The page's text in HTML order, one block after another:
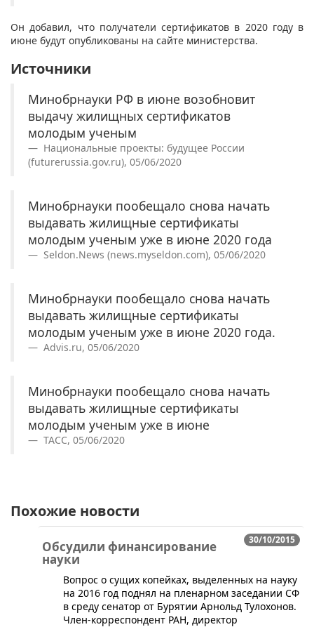
Он добавил, что получатели сертификатов в 2020 году в
июне будут опубликованы на сайте министерства.
Источники
Минобрнауки РФ в июне возобновит
выдачу жилищных сертификатов
молодым ученым
Национальные проекты: будущее России
(futurerussia.gov.ru), 05/06/2020
Минобрнауки пообещало снова начать
выдавать жилищные сертификаты
молодым ученым уже в июне 2020 года
Seldon.News (news.myseldon.com), 05/06/2020
Минобрнауки пообещало снова начать
выдавать жилищные сертификаты
молодым ученым уже в июне 2020 года.
Advis.ru, 05/06/2020
Минобрнауки пообещало снова начать
выдавать жилищные сертификаты
молодым ученым уже в июне
ТАСС, 05/06/2020
Похожие новости
30/10/2015
Обсудили финансирование
науки
Вопрос о сущих копейках, выделенных на науку
на 2016 год поднял на пленарном заседании СФ
в среду сенатор от Бурятии Арнольд Тулохонов.
Член-корреспондент РАН, директор